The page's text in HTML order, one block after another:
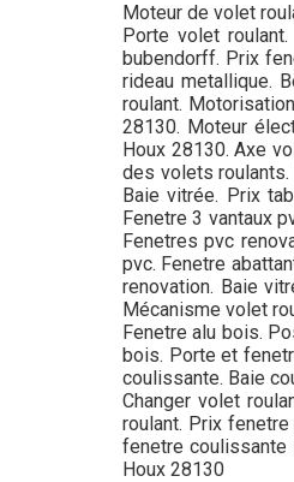
Moteur de volet
Porte volet
bubendorff. Prix
rideau metallique.
roulant.
28130. Moteur
Houx 28130. Axe
des volets
Baie vitrée. Prix
Fenetre 3 vantaux
Fenetres pvc
pvc. Fenetre
renovation. Baie
Mécanisme volet
Fenetre alu bois.
bois. Porte et
coulissante. Baie
Changer volet
roulant. Prix
fenetre coulissante
Houx 28130